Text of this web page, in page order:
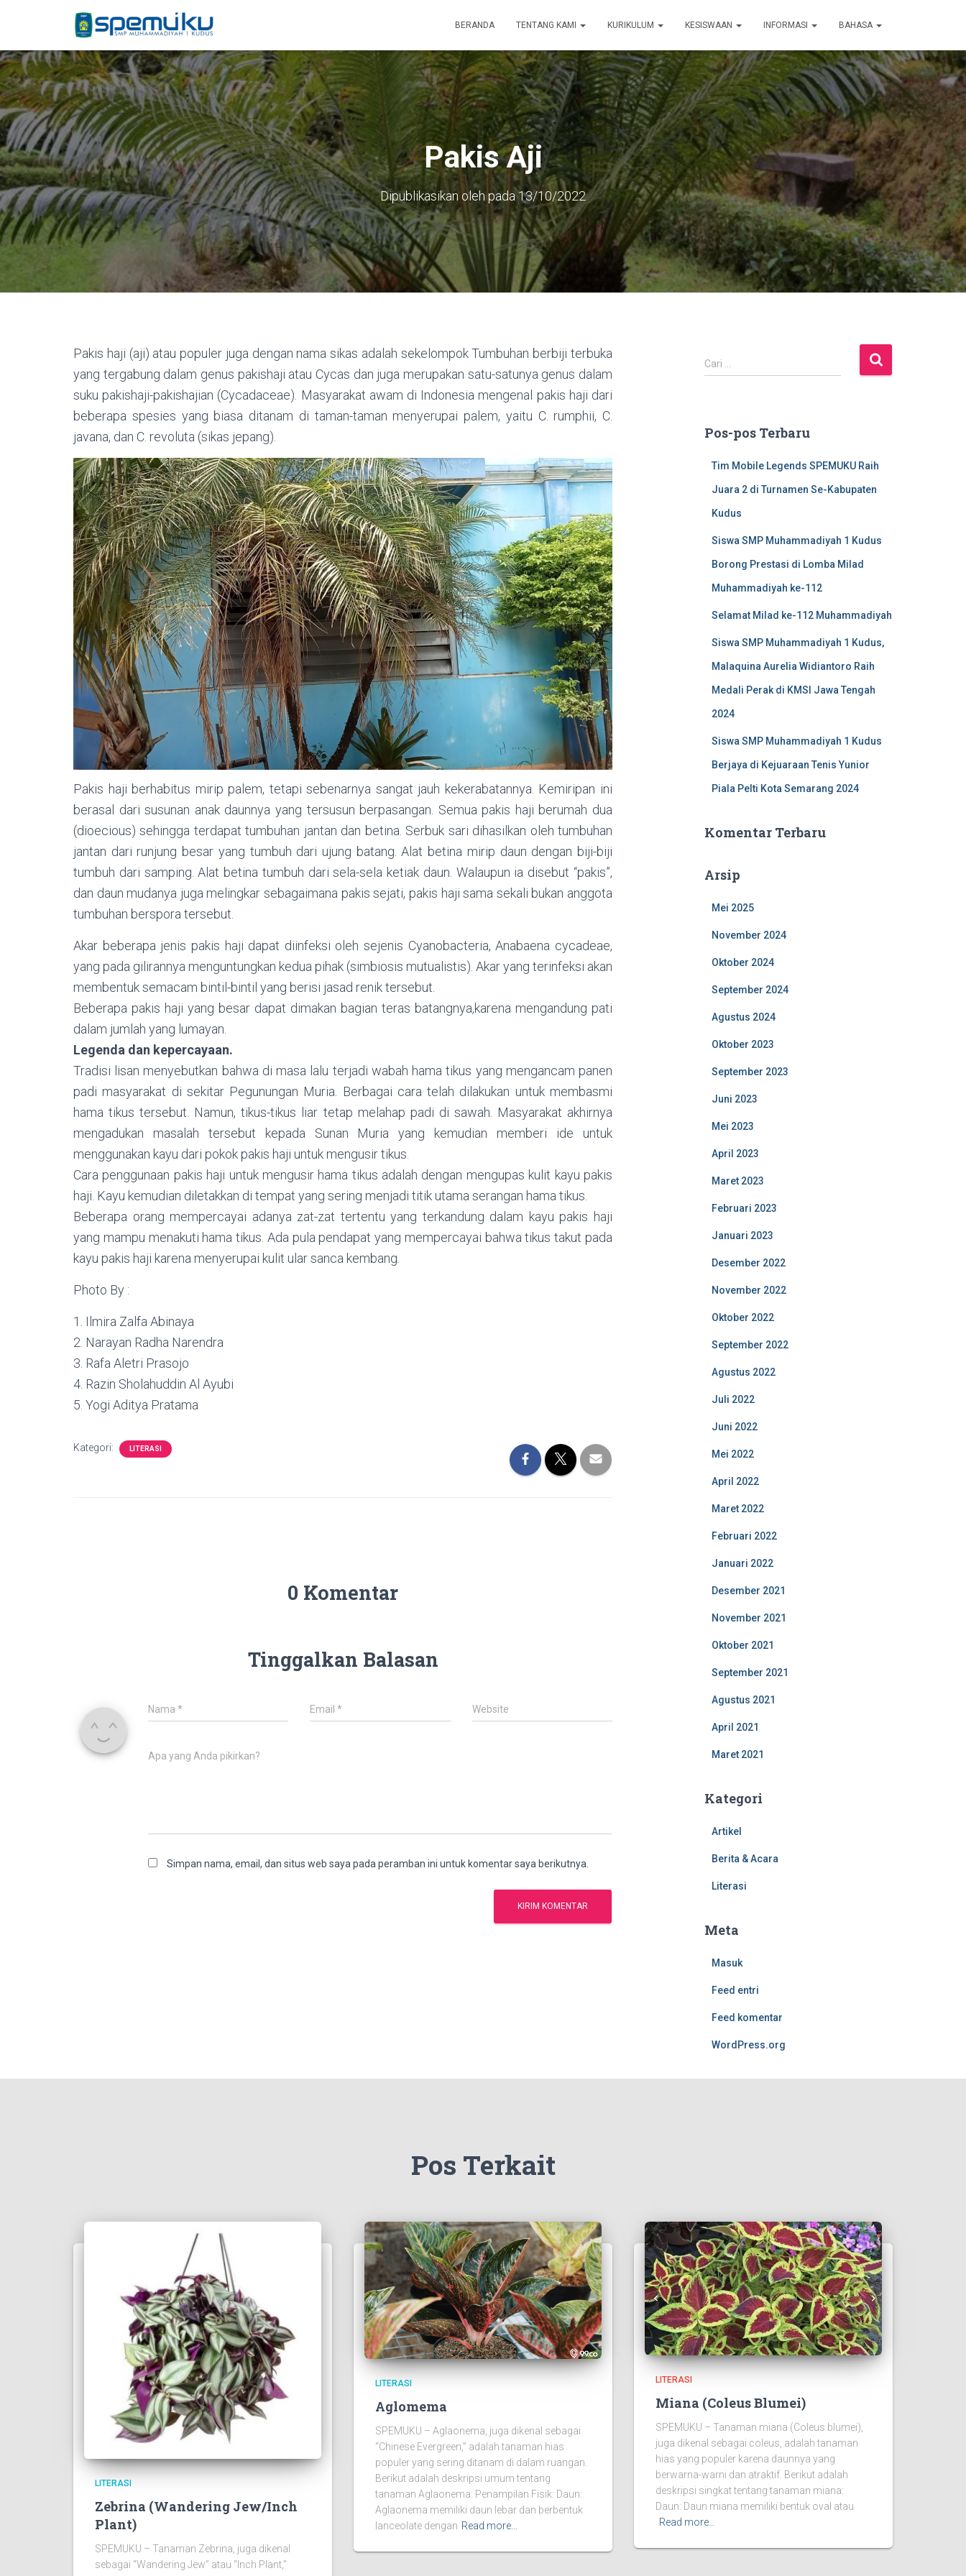
BERANDA TENTANG KAMI KURIKULUM KESISWAAN INFORMASI BAHASA
Pakis Aji
Dipublikasikan olehpada13/10/2022
Pakis haji (aji) atau populer juga dengan nama sikas adalah sekelompok Tumbuhan berbiji terbuka
yang tergabung dalam genus pakishaji atau Cycas dan juga merupakan satu-satunya genus dalam
suku pakishaji-pakishajian (Cycadaceae). Masyarakat awam di Indonesia mengenal pakis haji dari
beberapa spesies yang biasa ditanam di taman-taman menyerupai palem, yaitu C. rumphii, C.
javana, dan C. revoluta (sikas jepang).
Pakis haji berhabitus mirip palem, tetapi sebenarnya sangat jauh kekerabatannya. Kemiripan ini
berasal dari susunan anak daunnya yang tersusun berpasangan. Semua pakis haji berumah dua
(dioecious) sehingga terdapat tumbuhan jantan dan betina. Serbuk sari dihasilkan oleh tumbuhan
jantan dari runjung besar yang tumbuh dari ujung batang. Alat betina mirip daun dengan biji-biji
tumbuh dari samping. Alat betina tumbuh dari sela-sela ketiak daun. Walaupun ia disebut “pakis”,
dan daun mudanya juga melingkar sebagaimana pakis sejati, pakis haji sama sekali bukan anggota
tumbuhan berspora tersebut.
Akar beberapa jenis pakis haji dapat diinfeksi oleh sejenis Cyanobacteria, Anabaena cycadeae,
yang pada gilirannya menguntungkan kedua pihak (simbiosis mutualistis). Akar yang terinfeksi akan
membentuk semacam bintil-bintil yang berisi jasad renik tersebut.
Beberapa pakis haji yang besar dapat dimakan bagian teras batangnya,karena mengandung pati
dalam jumlah yang lumayan.
Legenda dan kepercayaan.
Tradisi lisan menyebutkan bahwa di masa lalu terjadi wabah hama tikus yang mengancam panen
padi masyarakat di sekitar Pegunungan Muria. Berbagai cara telah dilakukan untuk membasmi
hama tikus tersebut. Namun, tikus-tikus liar tetap melahap padi di sawah. Masyarakat akhirnya
mengadukan masalah tersebut kepada Sunan Muria yang kemudian memberi ide untuk
menggunakan kayu dari pokok pakis haji untuk mengusir tikus.
Cara penggunaan pakis haji untuk mengusir hama tikus adalah dengan mengupas kulit kayu pakis
haji. Kayu kemudian diletakkan di tempat yang sering menjadi titik utama serangan hama tikus.
Beberapa orang mempercayai adanya zat-zat tertentu yang terkandung dalam kayu pakis haji
yang mampu menakuti hama tikus. Ada pula pendapat yang mempercayai bahwa tikus takut pada
kayu pakis haji karena menyerupai kulit ular sanca kembang.
Photo By :
1. Ilmira Zalfa Abinaya
2. Narayan Radha Narendra
3. Rafa Aletri Prasojo
4. Razin Sholahuddin Al Ayubi
5. Yogi Aditya Pratama
Kategori: LITERASI
0 Komentar
Tinggalkan Balasan
Nama * Email* Website
Apa yang Anda pikirkan?
Simpan nama, email, dan situs web saya pada peramban ini untuk komentar saya berikutnya.
C
a
n
Cari …
Pos-pos Terbaru
Tim Mobile Legends SPEMUKU Raih
Juara 2 di Turnamen Se-Kabupaten
Kudus
Siswa SMP Muhammadiyah 1 Kudus
Borong Prestasi di Lomba Milad
Muhammadiyah ke-112
Selamat Milad ke-112 Muhammadiyah
Siswa SMP Muhammadiyah 1 Kudus,
Malaquina Aurelia Widiantoro Raih
Medali Perak di KMSI Jawa Tengah
2024
Siswa SMP Muhammadiyah 1 Kudus
Berjaya di Kejuaraan Tenis Yunior
Piala Pelti Kota Semarang 2024
Komentar Terbaru
Arsip
Mei 2025
November 2024
Oktober 2024
September 2024
Agustus 2024
Oktober 2023
September 2023
Juni 2023
Mei 2023
April 2023
Maret 2023
Februari 2023
Januari 2023
Desember 2022
November 2022
Oktober 2022
September 2022
Agustus 2022
Juli 2022
Juni 2022
Mei 2022
April 2022
Maret 2022
Februari 2022
Januari 2022
Desember 2021
November 2021
Oktober 2021
September 2021
Agustus 2021
April 2021
Maret 2021
Kategori
Artikel
Berita & Acara
Literasi
Meta
Masuk
Feed entri
Feed komentar
WordPress.org
Pos Terkait
LITERASI
Zebrina (Wandering Jew/Inch
Plant)
SPEMUKU – Tanaman Zebrina, juga dikenal
sebagai “Wandering Jew” atau “Inch Plant,”
LITERASI
Aglomema
SPEMUKU – Aglaonema, juga dikenal sebagai
“Chinese Evergreen,” adalah tanaman hias
populer yang sering ditanam di dalam ruangan.
Berikut adalah deskripsi umum tentang
tanaman Aglaonema: Penampilan Fisik: Daun:
Aglaonema memiliki daun lebar dan berbentuk
lanceolate dengan Read more…
LITERASI
Miana (Coleus Blumei)
SPEMUKU – Tanaman miana (Coleus blumei),
juga dikenal sebagai coleus, adalah tanaman
hias yang populer karena daunnya yang
berwarna-warni dan atraktif. Berikut adalah
deskripsi singkat tentang tanaman miana:
Daun: Daun miana memiliki bentuk oval atau
Read more…